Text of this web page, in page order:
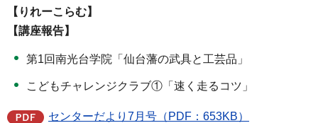
【りれーこらむ】
【講座報告】
第1回南光台学院「仙台藩の武具と工芸品」
こどもチャレンジクラブ①「速く走るコツ」
センターだより7月号（PDF：653KB）